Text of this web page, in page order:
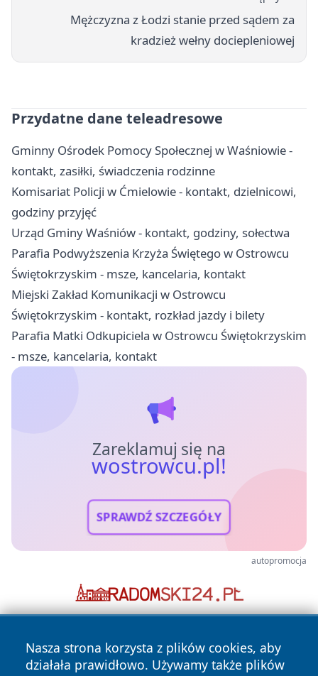
Mężczyzna z Łodzi stanie przed sądem za
kradzież wełny dociepleniowej
Przydatne dane teleadresowe
Gminny Ośrodek Pomocy Społecznej w Waśniowie -
kontakt, zasiłki, świadczenia rodzinne
Komisariat Policji w Ćmielowie - kontakt, dzielnicowi,
godziny przyjęć
Urząd Gminy Waśniów - kontakt, godziny, sołectwa
Parafia Podwyższenia Krzyża Świętego w Ostrowcu
Świętokrzyskim - msze, kancelaria, kontakt
Miejski Zakład Komunikacji w Ostrowcu
Świętokrzyskim - kontakt, rozkład jazdy i bilety
Parafia Matki Odkupiciela w Ostrowcu Świętokrzyskim
- msze, kancelaria, kontakt
Zareklamuj się na
wostrowcu.pl!
SPRAWDŹ SZCZEGÓŁY
autopromocja
Nasza strona korzysta z plików cookies, aby
działała prawidłowo. Używamy także plików